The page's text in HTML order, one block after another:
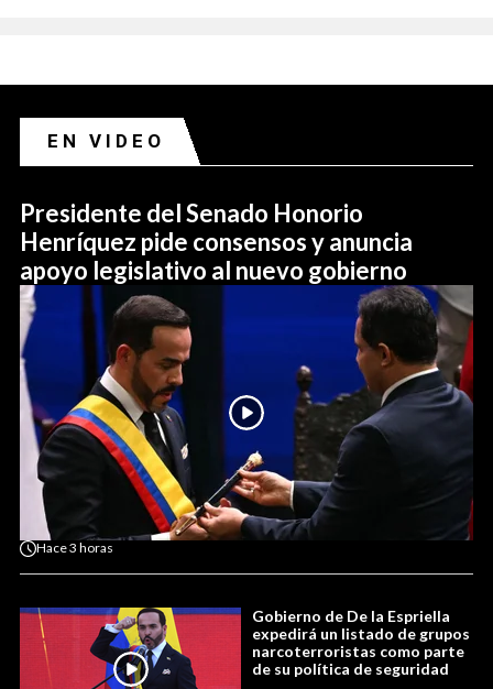
EN VIDEO
Presidente del Senado Honorio
Henríquez pide consensos y anuncia
apoyo legislativo al nuevo gobierno
Hace3 horas
Gobierno de De la Espriella
expedirá un listado de grupos
narcoterroristas como parte
de su política de seguridad